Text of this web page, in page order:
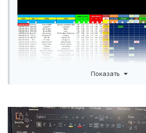
Просмотреть файл
Clirim Style Total Pinnacle
Показать